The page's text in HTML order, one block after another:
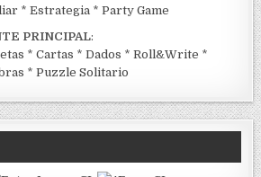
*Estrategia *Party Game
PRINCIPAL:
*Cartas *Dados *Roll&Write *
*Puzzle Solitario